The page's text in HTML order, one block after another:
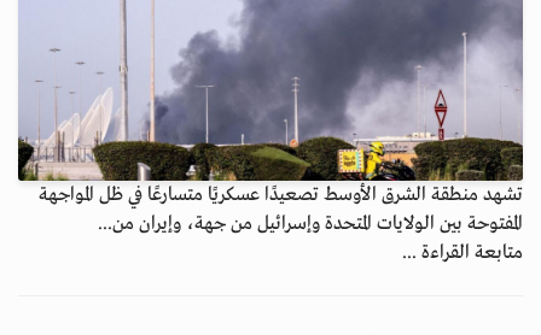
تشهد منطقة الشرق الأوسط تصعيدًا عسكريًا متسارعًا في ظل المواجهة
المفتوحة بين الولايات المتحدة وإسرائيل من جهة، وإيران من...
متابعة القراءة ...